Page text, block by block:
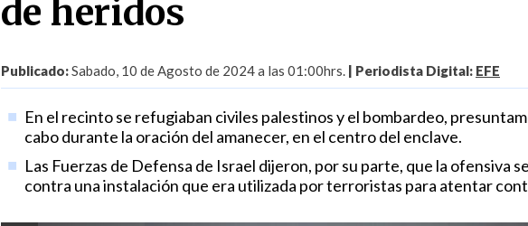
de heridos
Publicado:Sabado, 10 de Agosto de 2024 a las 01:00hrs. | Periodista Digital: EFE
En el recinto se refugiaban civiles palestinos y el bombardeo,
cabo durante la oración del amanecer, en el centro del enclave.
Las Fuerzas de Defensa de Israel dijeron, por su parte, que la ofensiva
contra una instalación que era utilizada por terroristas para atentar